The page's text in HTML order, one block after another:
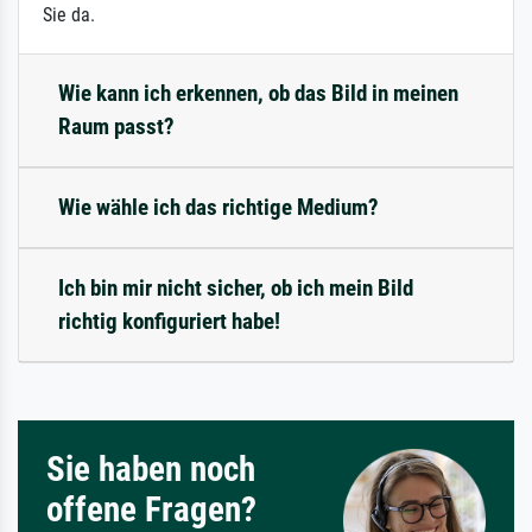
Sie da.
Wie kann ich erkennen, ob das Bild in meinen
Raum passt?
Wie wähle ich das richtige Medium?
Ich bin mir nicht sicher, ob ich mein Bild
richtig konfiguriert habe!
Sie haben noch
offene Fragen?